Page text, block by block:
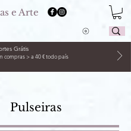
e Arte
Grátis
compras > a 40 € todo país
Pulseiras